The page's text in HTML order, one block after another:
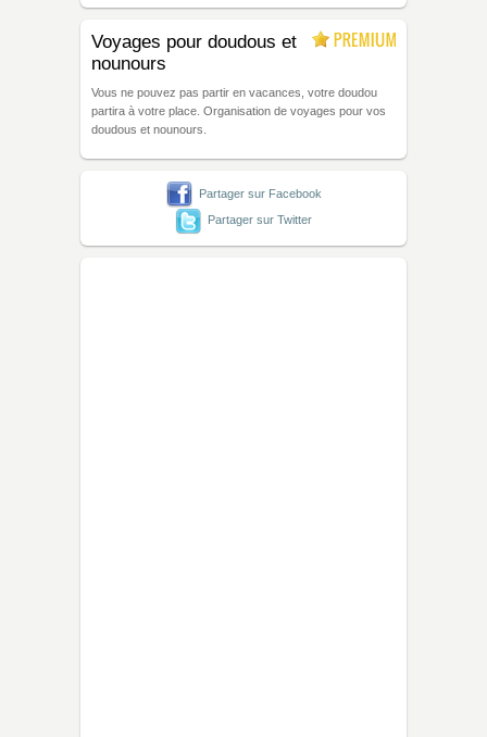
Voyages pour doudous et
nounours
Vous ne pouvez pas partir en vacances, votre doudou
partira à votre place. Organisation de voyages pour vos
doudous et nounours.
Partager sur Facebook
Partager sur Twitter